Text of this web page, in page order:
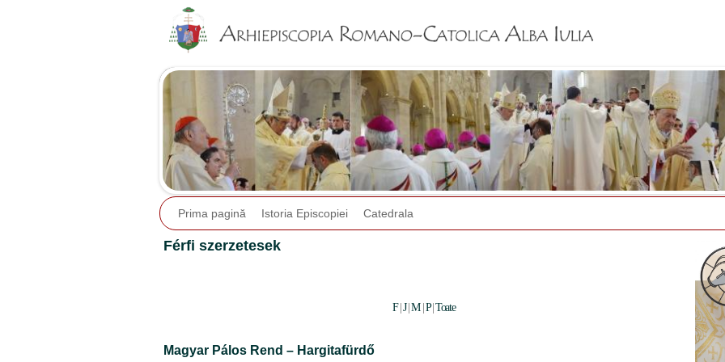
Prima pagină Istoria Episcopiei Catedrala
Férfi szerzetesek
F J |M P |Toate
Magyar Pálos Rend – Hargitafürdő